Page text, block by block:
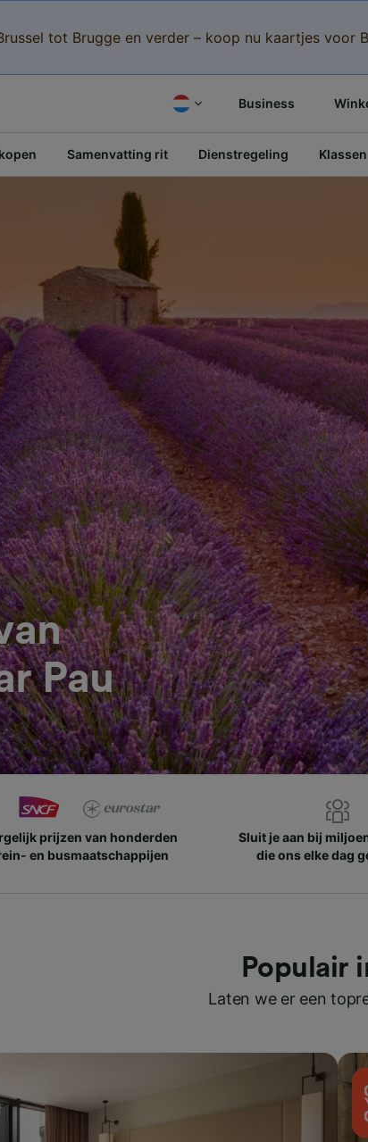
tot Brugge en verder – koop nu kaartjes voor
Business
Samenvatting rit Dienstregeling Klassen
Pau
prijzen van honderden
en busmaatschappijen
Sluit je aan bij
die ons elke dag
Populair
Laten we er een